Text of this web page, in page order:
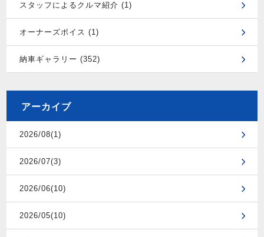
スタッフによるクルマ紹介 (1)
オーナーズボイス (1)
納車ギャラリー (352)
アーカイブ
2026/08(1)
2026/07(3)
2026/06(10)
2026/05(10)